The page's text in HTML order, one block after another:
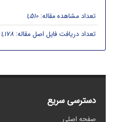
تعداد مشاهده مقاله: 1,510
تعداد دریافت فایل اصل مقاله: 1,178
دسترسی سریع
صفحه اصلی